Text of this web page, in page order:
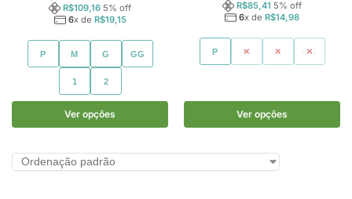
R$109,16 5% off
6x de R$19,15
P M G GG
1 2
Ver opções
R$85,41 5% off
6x de R$14,98
P M G GG
Ver opções